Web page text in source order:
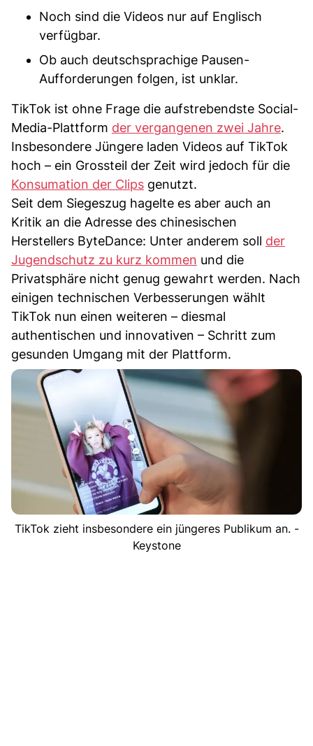
Noch sind die Videos nur auf Englisch
verfügbar.
Ob auch deutschsprachige Pausen-
Aufforderungen folgen, ist unklar.
TikTok ist ohne Frage die aufstrebendste Social-
Media-Plattform der vergangenen zwei Jahre.
Insbesondere Jüngere laden Videos auf TikTok
hoch – ein Grossteil der Zeit wird jedoch für die
Konsumation der Clips genutzt.
Seit dem Siegeszug hagelte es aber auch an
Kritik an die Adresse des chinesischen
Herstellers ByteDance: Unter anderem soll der
Jugendschutz zu kurz kommen und die
Privatsphäre nicht genug gewahrt werden. Nach
einigen technischen Verbesserungen wählt
TikTok nun einen weiteren – diesmal
authentischen und innovativen – Schritt zum
gesunden Umgang mit der Plattform.
TikTok zieht insbesondere ein jüngeres Publikum an. -
Keystone